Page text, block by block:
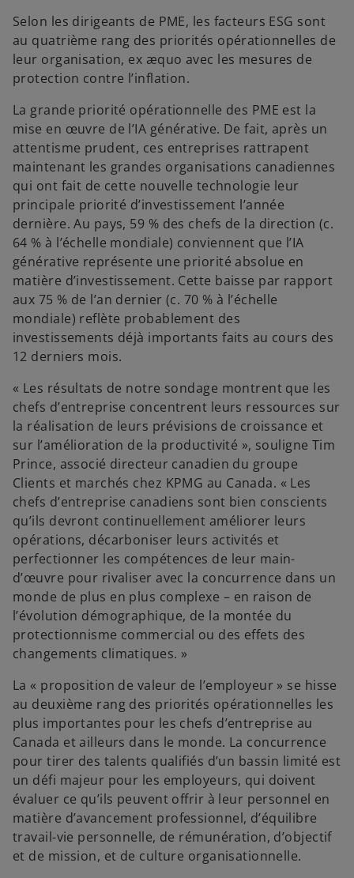
Selon les dirigeants de PME, les facteurs ESG sont
au quatrième rang des priorités opérationnelles de
leur organisation, ex æquo avec les mesures de
protection contre l’inflation.
La grande priorité opérationnelle des PME est la
mise en œuvre de l’IA générative. De fait, après un
attentisme prudent, ces entreprises rattrapent
maintenant les grandes organisations canadiennes
qui ont fait de cette nouvelle technologie leur
principale priorité d’investissement l’année
dernière. Au pays, 59 % des chefs de la direction (c.
64 % à l’échelle mondiale) conviennent que l’IA
générative représente une priorité absolue en
matière d’investissement. Cette baisse par rapport
aux 75 % de l’an dernier (c. 70 % à l’échelle
mondiale) reflète probablement des
investissements déjà importants faits au cours des
12 derniers mois.
« Les résultats de notre sondage montrent que les
chefs d’entreprise concentrent leurs ressources sur
la réalisation de leurs prévisions de croissance et
sur l’amélioration de la productivité », souligne Tim
Prince, associé directeur canadien du groupe
Clients et marchés chez KPMG au Canada. « Les
chefs d’entreprise canadiens sont bien conscients
qu’ils devront continuellement améliorer leurs
opérations, décarboniser leurs activités et
perfectionner les compétences de leur main-
d’œuvre pour rivaliser avec la concurrence dans un
monde de plus en plus complexe – en raison de
l’évolution démographique, de la montée du
protectionnisme commercial ou des effets des
changements climatiques. »
La « proposition de valeur de l’employeur » se hisse
au deuxième rang des priorités opérationnelles les
plus importantes pour les chefs d’entreprise au
Canada et ailleurs dans le monde. La concurrence
pour tirer des talents qualifiés d’un bassin limité est
un défi majeur pour les employeurs, qui doivent
évaluer ce qu’ils peuvent offrir à leur personnel en
matière d’avancement professionnel, d’équilibre
travail-vie personnelle, de rémunération, d’objectif
et de mission, et de culture organisationnelle.